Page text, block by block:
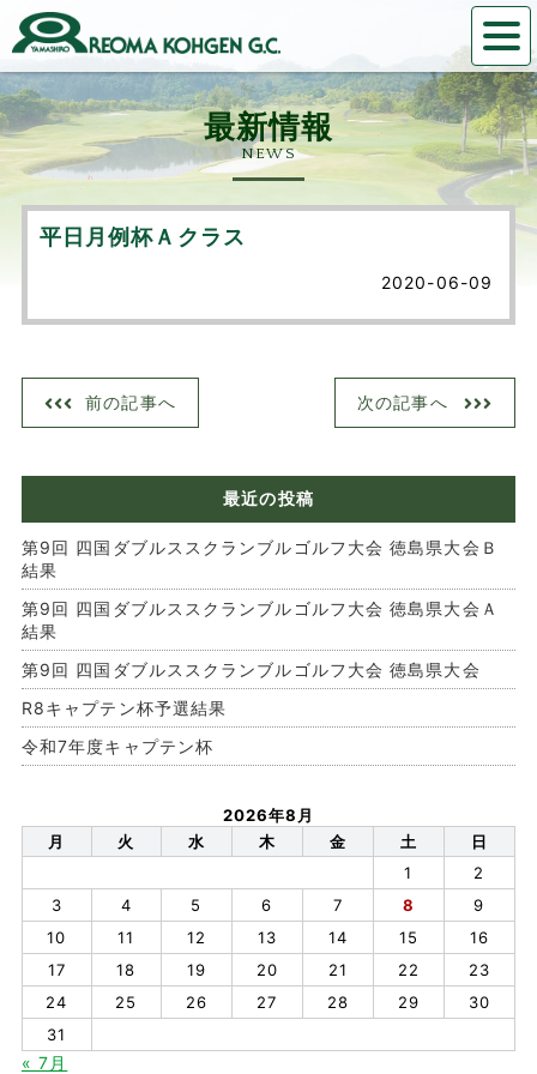
NEWS
平日月例杯Ａクラス
2020-06-09
前の記事へ 次の記事へ
最近の投稿
第9回 四国ダブルススクランブルゴルフ大会 徳島県大会Ｂ
結果
第9回 四国ダブルススクランブルゴルフ大会 徳島県大会Ａ
結果
第9回 四国ダブルススクランブルゴルフ大会 徳島県大会
R8キャプテン杯予選結果
令和7年度キャプテン杯
2026年8月
月
火 水 木 金 土
日
1
2
3
4 5 6 7 8
9
10
11 12 13 14 15
16
17
18 19 20 21 22
23
24
25 26 27 28 29
30
31
« 7月